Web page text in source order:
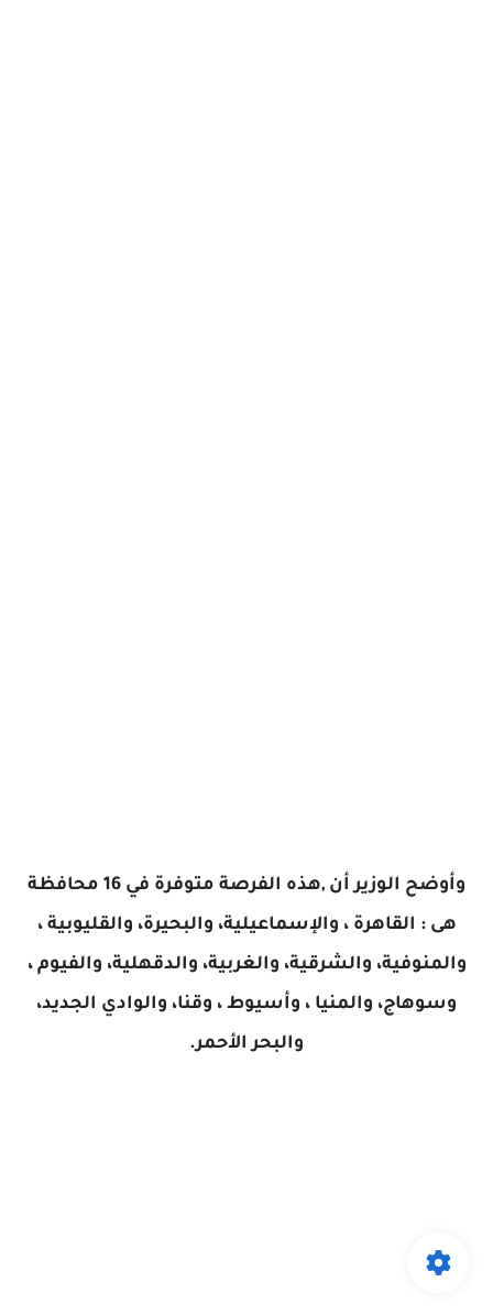
وأوضح الوزير أن ,هذه الفرصة متوفرة في 16 محافظة
هى : القاهرة ، والإسماعيلية، والبحيرة، والقليوبية ،
والمنوفية، والشرقية، والغربية، والدقهلية، والفيوم ،
وسوهاج، والمنيا ، وأسيوط ، وقنا، والوادي الجديد،
والبحر الأحمر.